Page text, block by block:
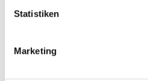
Statistiken
Marketing
Gemeinsam interpretieren sie